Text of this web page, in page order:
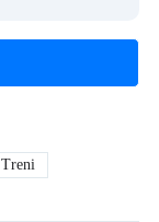
Treni